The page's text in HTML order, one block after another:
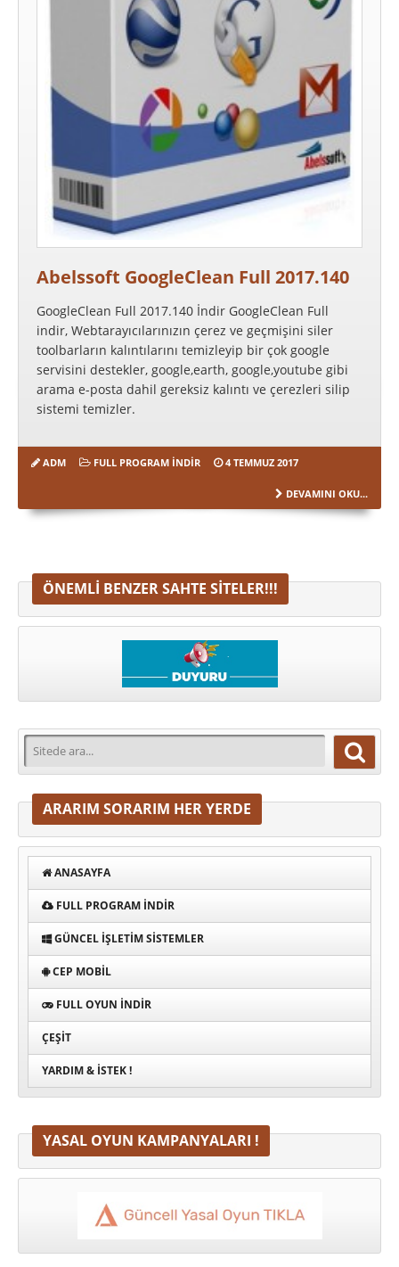
Abelssoft GoogleClean Full 2017.140
GoogleClean Full 2017.140 İndir GoogleClean Full
indir, Webtarayıcılarınızın çerez ve geçmişini siler
toolbarların kalıntılarını temizleyip bir çok google
servisini destekler, google,earth, google,youtube gibi
arama e-posta dahil gereksiz kalıntı ve çerezleri silip
sistemi temizler.
ADM FULL PROGRAM INDIR 4 TEMMUZ 2017
DEVAMINI OKU...
ÖNEMLI BENZER SAHTE SITELER!!!
ARARIM SORARIM HER YERDE
ANASAYFA
FULL PROGRAM INDIR
GÜNCEL İŞLETIM SISTEMLER
CEP MOBIL
FULL OYUN İNDIR
ÇEŞIT
YARDIM & İSTEK !
YASAL OYUN KAMPANYALARI !